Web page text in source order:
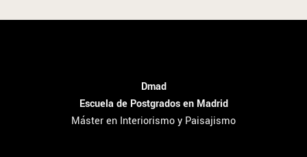
Dmad
Escuela de Postgrados en Madrid
Máster en Interiorismo y Paisajismo